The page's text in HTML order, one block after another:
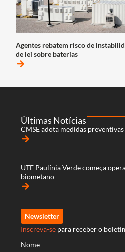
Agentes rebatem risco de
de lei sobre baterias
arrow_forward
Últimas Notícias
CMSE adota medidas
arrow_forward
UTE Paulínia Verde começa
biometano
arrow_forward
Newsletter
Inscreva-se para receber o
Nome